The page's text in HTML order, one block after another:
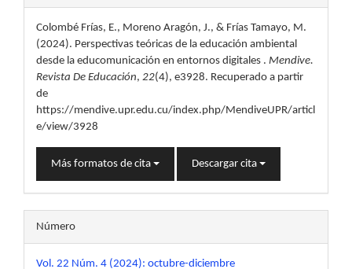
del
artículo
Colombé Frías, E., Moreno Aragón, J., & Frías Tamayo, M.
(2024). Perspectivas teóricas de la educación ambiental
desde la educomunicación en entornos digitales . Mendive.
Revista De Educación, 22(4), e3928. Recuperado a partir
de
https://mendive.upr.edu.cu/index.php/MendiveUPR/articl
e/view/3928
Más formatos de cita Descargar cita
Número
Vol. 22 Núm. 4 (2024): octubre-diciembre